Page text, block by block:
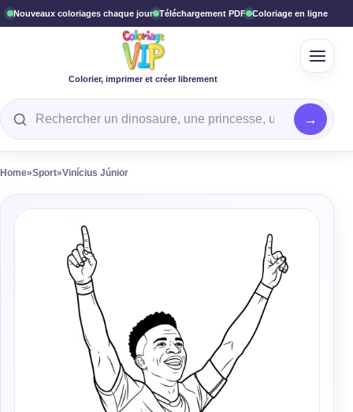
Nouveaux coloriages chaque jour Téléchargement PDF Coloriage en ligne
Colorier, imprimer et créer librement
Rechercher un coloriage
Home»Sport»Vinícius Júnior